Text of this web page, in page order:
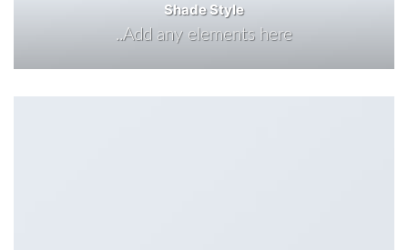
Shade Style
Add any elements here..